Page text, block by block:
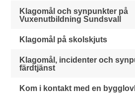
Klagomål och synpunkter på
Vuxenutbildning Sundsvall
Klagomål på skolskjuts
Klagomål, incidenter och
färdtjänst
Kom i kontakt med en